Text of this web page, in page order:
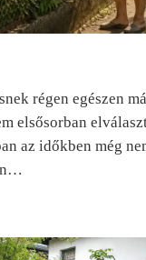
régen egészen
elsősorban
az időkben még